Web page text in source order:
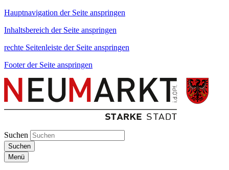
Hauptnavigation der Seite anspringen
Inhaltsbereich der Seite anspringen
rechte Seitenleiste der Seite anspringen
Footer der Seite anspringen
Suchen
Suchen
Menü